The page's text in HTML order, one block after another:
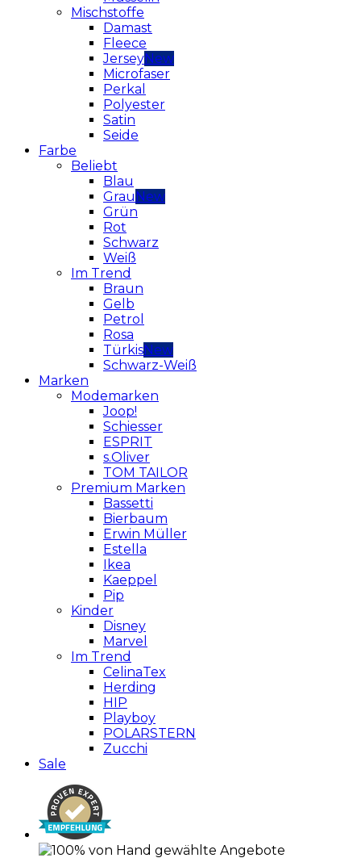
Mischstoffe
Damast
Fleece
Jersey
Microfaser
Perkal
Polyester
Satin
Seide
Farbe
Beliebt
Blau
Grau
Grün
Rot
Schwarz
Weiß
Im Trend
Braun
Gelb
Petrol
Rosa
Türkis
Schwarz-Weiß
Marken
Modemarken
Joop!
Schiesser
ESPRIT
s.Oliver
TOM TAILOR
Premium Marken
Bassetti
Bierbaum
Erwin Müller
Estella
Ikea
Kaeppel
Pip
Kinder
Disney
Marvel
Im Trend
CelinaTex
Herding
HIP
Playboy
POLARSTERN
Zucchi
Sale